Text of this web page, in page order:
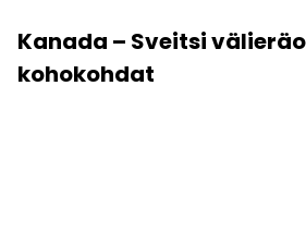
Kanada – Sveitsi
kohokohdat